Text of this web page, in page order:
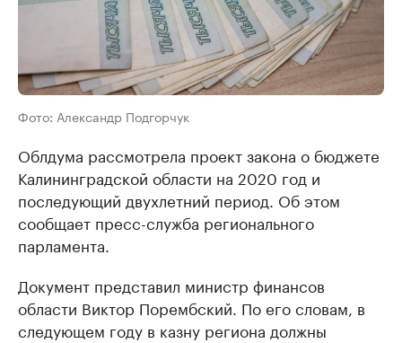
Фото: Александр Подгорчук
Облдума рассмотрела проект закона о бюджете
Калининградской области на 2020 год и
последующий двухлетний период. Об этом
сообщает пресс-служба регионального
парламента.
Документ представил министр финансов
области Виктор Порембский. По его словам, в
следующем году в казну региона должны